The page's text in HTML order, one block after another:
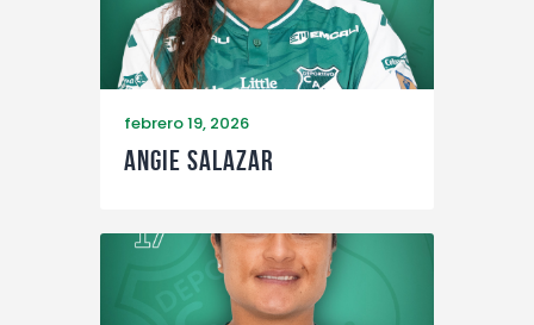
febrero 19, 2026
Angie Salazar